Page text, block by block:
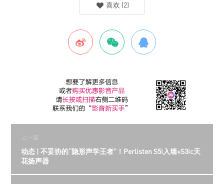
喜欢 (2)
上一篇
动态 | 不妥协的“隐形声学王者”！Perlisten S5i入墙+S3ic天
花扬声器